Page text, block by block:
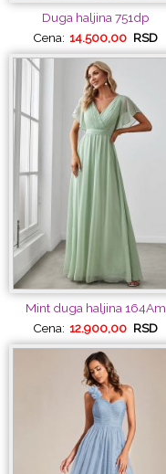
Duga haljina 751dp
Cena: 14.500,00 RSD
Mint duga haljina 164Am
Cena: 12.900,00 RSD